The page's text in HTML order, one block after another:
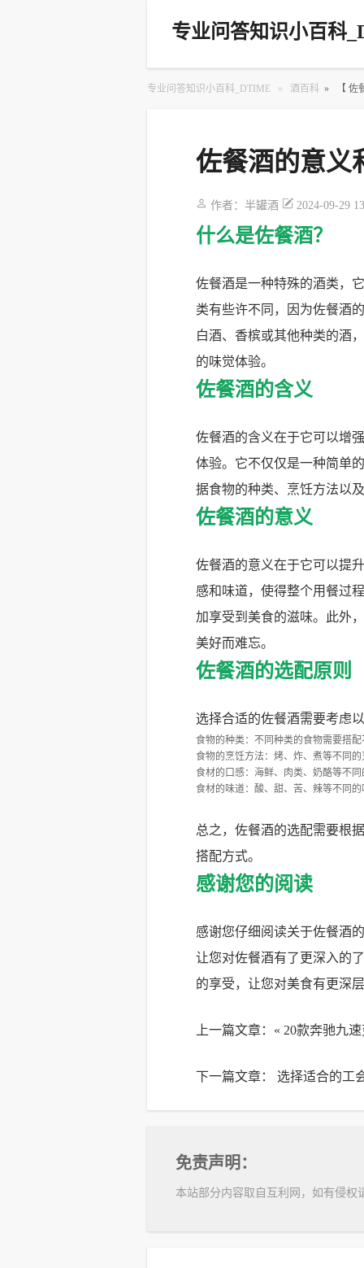
专业问答知识小百科
专业问答知识小百科_DTIME » 酒百科 » 【
佐餐酒的意义
作者：半罐酒 2024-09-29
什么是佐餐酒？
佐餐酒是一种特殊的酒类，
类有些许不同，因为佐餐酒
白酒、香槟或其他种类的酒
的味觉体验。
佐餐酒的含义
佐餐酒的含义在于它可以增
体验。它不仅仅是一种简单
据食物的种类、烹饪方法以
佐餐酒的意义
佐餐酒的意义在于它可以提
感和味道，使得整个用餐过
加享受到美食的滋味。此外
美好而难忘。
佐餐酒的选配原则
选择合适的佐餐酒需要考虑
食物的种类：不同种类的食物需要搭
食物的烹饪方法：烤、炸、煮等不同
食材的口感：海鲜、肉类、奶酪等不
食材的味道：酸、甜、苦、辣等不同
总之，佐餐酒的选配需要根
搭配方式。
感谢您的阅读
感谢您仔细阅读关于佐餐酒
让您对佐餐酒有了更深入的
的享受，让您对美食有更深
上一篇文章：« 20款奔驰九
下一篇文章： 选择适合的工
免责声明：
本站部分内容取自互利网，如有侵权